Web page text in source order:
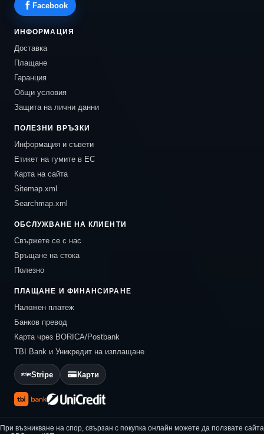
Facebook
ИНФОРМАЦИЯ
Доставка
Плащане
Гаранция
Общи условия
Защита на лични данни
ПОЛЕЗНИ ВРЪЗКИ
Информация и съвети
Етикет на гумите в ЕС
Карта на сайта
Sitemap.xml
Searchmap.xml
ОБСЛУЖВАНЕ НА КЛИЕНТИ
Свържете се с нас
Връщане на стока
Полезно
ПЛАЩАНЕ И ФИНАНСИРАНЕ
Наложен платеж
Банков превод
Карта чрез BORICA/Postbank
TBI Bank и Уникредит на изплащане
Stripe Карти
При възникване на спор, свързан с покупка онлайн можете да ползвате сайта